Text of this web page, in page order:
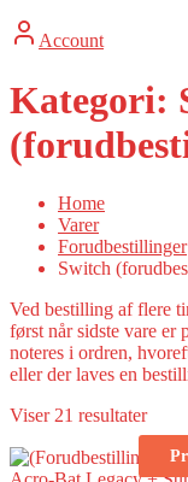
Account
Kategori:
Home
Varer
Forudbestillinger
Switch
Ved bestilling af flere
først når sidste vare er
noteres i ordren,
eller der laves en
Viser 21 resultater